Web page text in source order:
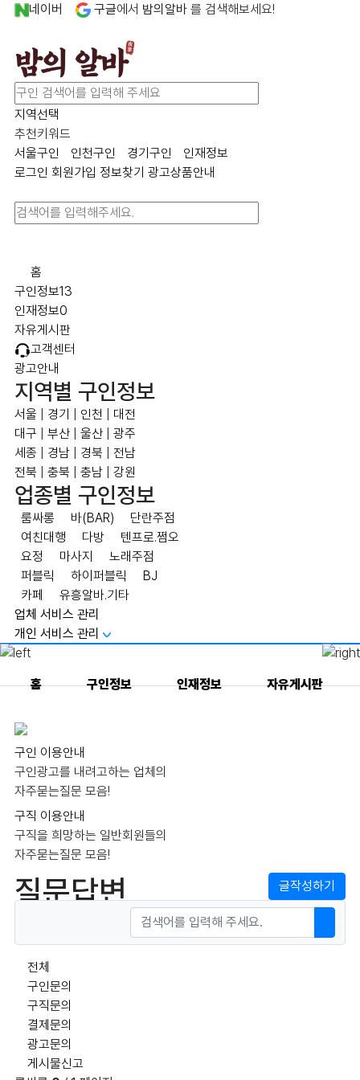
네이버 구글에서 밤의알바 를 검색해보세요!
지역선택
추천키워드
서울구인
인천구인 경기구인
인재정보
로그인 회원가입 정보찾기 광고상품안내
홈
구인정보13
인재정보0
자유게시판
고객센터
광고안내
지역별 구인정보
서울 경기 인천
대전
대구
부산| 울산| 광주
세종
경남| 경북
전남
전북
충북 충남| 강원
업종별 구인정보
룸싸롱 바(BAR)
단란주점
여친대행
다방
텐프로.쩜오
요정
마사지
노래주점
퍼블릭
하이퍼블릭
BJ
카페
유흥알바.기타
업체 서비스 관리
개인 서비스 관리
홈 구인정보 인재정보 자유게시판
구인 이용안내
구인광고를 내려고하는 업체의
자주묻는질문 모음!
구직 이용안내
구직을 희망하는 일반회원들의
자주묻는질문 모음!
질문답변 게시물 정렬
게시판 검색
글작성하기
검색어
전체
구인문의
구직문의
결제문의
광고문의
게시물신고